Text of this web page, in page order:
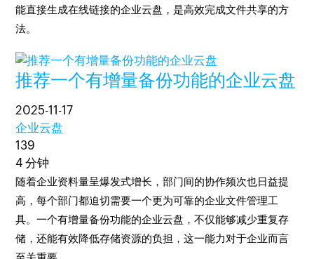
能直接生成在线链接的企业云盘，是高效完成文件共享的方
法。
推荐一个有增量备份功能的企业云盘
2025-11-17
企业云盘
139
4 分钟
随着企业资料量呈爆发式增长，部门间的协作频次也日益提
高，每个部门都迫切需要一个更为可靠的企业文件管理工
具。一个有增量备份功能的企业云盘，不仅能够减少重复存
储，还能有效降低存储资源的负担，这一能力对于企业而言